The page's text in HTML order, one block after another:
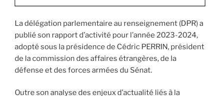
La délégation parlementaire au renseignement (DPR) a
publié son rapport d’activité pour l’année 2023-2024,
adopté sous la présidence de Cédric PERRIN, président
de la commission des affaires étrangères, de la
défense et des forces armées du Sénat.
Outre son analyse des enjeux d’actualité liés à la